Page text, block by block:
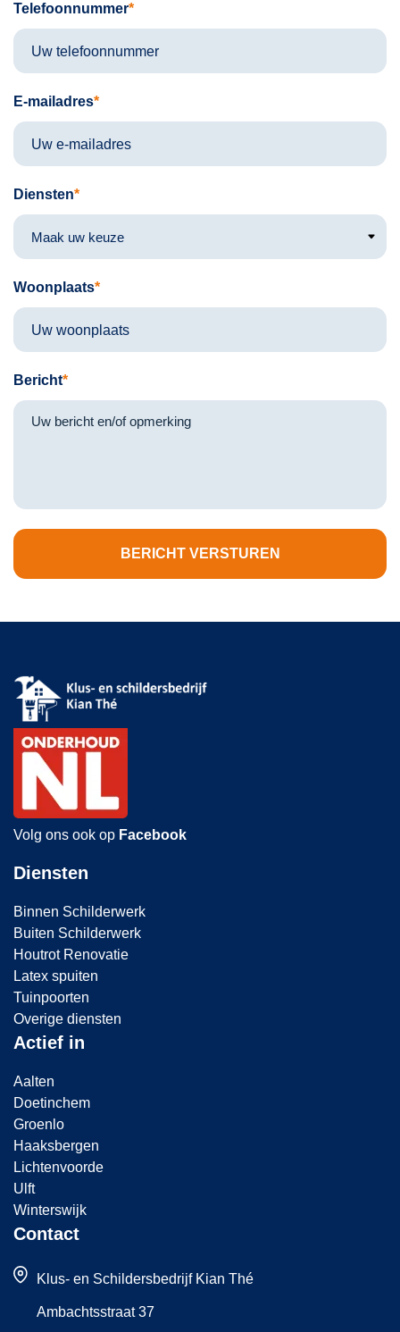
Telefoonnummer
E-mailadres
Diensten
Woonplaats
Bericht
Volg ons ook op Facebook
Diensten
Binnen Schilderwerk
Buiten Schilderwerk
Houtrot Renovatie
Latex spuiten
Tuinpoorten
Overige diensten
Actief in
Aalten
Doetinchem
Groenlo
Haaksbergen
Lichtenvoorde
Ulft
Winterswijk
Contact
Klus- en Schildersbedrijf Kian Thé
Ambachtsstraat 37